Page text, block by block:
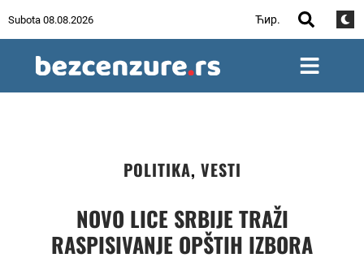
Subota 08.08.2026 Ћир.
POLITIKA, VESTI
NOVO LICE SRBIJE TRAŽI
RASPISIVANJE OPŠTIH IZBORA